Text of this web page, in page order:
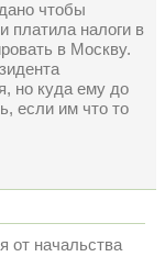
чтобы
платила налоги в
в Москву.
но куда ему до
если им что то
от начальства